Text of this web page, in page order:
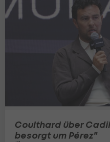
Coulthard über
besorgt um Pérez"